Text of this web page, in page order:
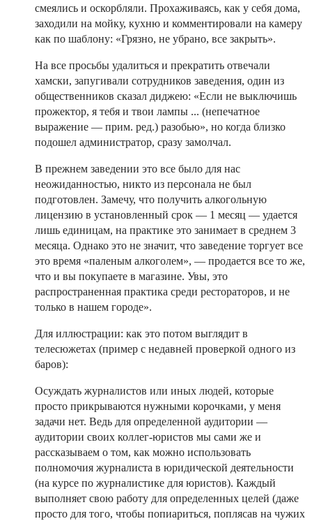
смеялись и оскорбляли. Прохаживаясь, как у себя дома,
заходили на мойку, кухню и комментировали на камеру
как по шаблону: «Грязно, не убрано, все закрыть».
На все просьбы удалиться и прекратить отвечали
хамски, запугивали сотрудников заведения, один из
общественников сказал диджею: «Если не выключишь
прожектор, я тебя и твои лампы ... (непечатное
выражение — прим. ред.) разобью», но когда близко
подошел администратор, сразу замолчал.
В прежнем заведении это все было для нас
неожиданностью, никто из персонала не был
подготовлен. Замечу, что получить алкогольную
лицензию в установленный срок — 1 месяц — удается
лишь единицам, на практике это занимает в среднем 3
месяца. Однако это не значит, что заведение торгует все
это время «паленым алкоголем», — продается все то же,
что и вы покупаете в магазине. Увы, это
распространенная практика среди рестораторов, и не
только в нашем городе».
Для иллюстрации: как это потом выглядит в
телесюжетах (пример с недавней проверкой одного из
баров):
Осуждать журналистов или иных людей, которые
просто прикрываются нужными корочками, у меня
задачи нет. Ведь для определенной аудитории —
аудитории своих коллег-юристов мы сами же и
рассказываем о том, как можно использовать
полномочия журналиста в юридической деятельности
(на курсе по журналистике для юристов). Каждый
выполняет свою работу для определенных целей (даже
просто для того, чтобы попиариться, поплясав на чужих